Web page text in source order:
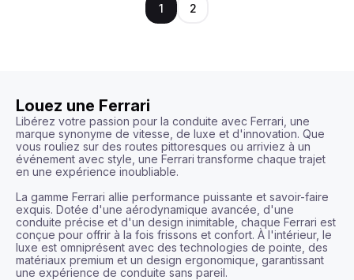
1 2
Louez une Ferrari
Libérez votre passion pour la conduite avec Ferrari, une
marque synonyme de vitesse, de luxe et d'innovation. Que
vous rouliez sur des routes pittoresques ou arriviez à un
événement avec style, une Ferrari transforme chaque trajet
en une expérience inoubliable.
La gamme Ferrari allie performance puissante et savoir-faire
exquis. Dotée d'une aérodynamique avancée, d'une
conduite précise et d'un design inimitable, chaque Ferrari est
conçue pour offrir à la fois frissons et confort. À l'intérieur, le
luxe est omniprésent avec des technologies de pointe, des
matériaux premium et un design ergonomique, garantissant
une expérience de conduite sans pareil.